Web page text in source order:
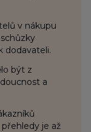
v nákupu
dodavateli.
být z
a
je až